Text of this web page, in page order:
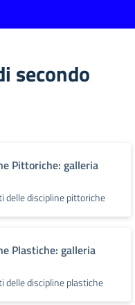
secondo
Pittoriche: galleria
delle discipline pittoriche
Plastiche: galleria
delle discipline plastiche